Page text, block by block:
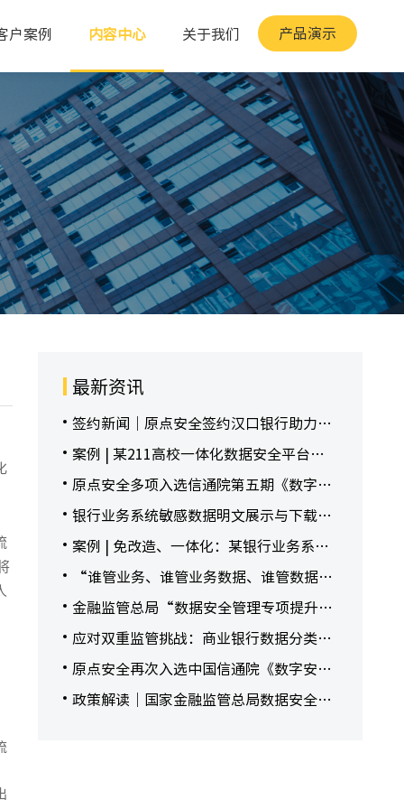
户案例 内容中心 关于我们 产品演示
最新资讯
签约新闻｜原点安全签约汉口银行助力数
据合规使用与安全共享
案例 | 某211高校一体化数据安全平台建
设实践
原点安全多项入选信通院第五期《数字安
全护航技术能力全景图》
银行业务系统敏感数据明文展示与下载导
出整改方案
案例 | 免改造、一体化：某银行业务系统
数据动态脱敏实践
“谁管业务、谁管业务数据、谁管数据安
全”怎么落实？
金融监管总局“数据安全管理专项提升行
动”即将迎来检查通报阶段
应对双重监管挑战：商业银行数据分类分
级的融合之道
原点安全再次入选中国信通院《数字安全
护航技术能力全景图》多项技术领域
政策解读｜国家金融监管总局数据安全管